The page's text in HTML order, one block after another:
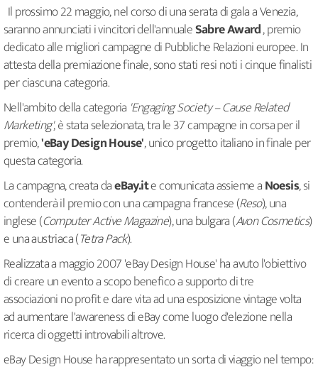
Il prossimo 22 maggio, nel corso di una serata di gala a Venezia,
saranno annunciati i vincitori dell'annualeSabre Award, premio
dedicato alle migliori campagne di Pubbliche Relazioni europee. In
attesta della premiazione finale, sono stati resi noti i cinque finalisti
per ciascuna categoria.
Nell'ambito della categoria 'Engaging Society – Cause Related
Marketing', è stata selezionata, tra le 37 campagne in corsa per il
premio,'eBay Design House', unico progetto italiano in finale per
questa categoria.
La campagna, creata daeBay.ite comunicata assieme aNoesis, si
contenderà il premio con una campagna francese (Reso), una
inglese (Computer Active Magazine), una bulgara (Avon Cosmetics)
e una austriaca (Tetra Pack).
Realizzata a maggio 2007 'eBay Design House' ha avuto l'obiettivo
di creare un evento a scopo beneficoa supporto di tre
associazioni no profit e dare vita ad una esposizione vintage volta
ad aumentare l'awareness di eBay come luogo d'elezione nella
ricerca di oggetti introvabili altrove.
eBay Design House ha rappresentato un sorta di viaggio nel tempo: